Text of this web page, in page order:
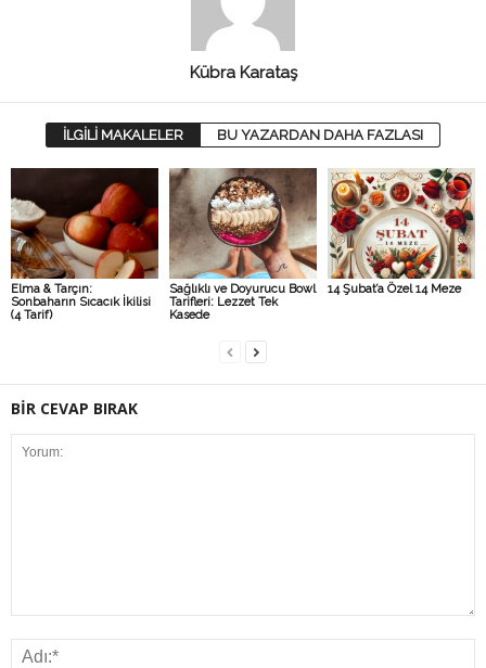
Kübra Karataş
İLGİLİ MAKALELER BU YAZARDAN DAHA FAZLASI
Elma & Tarçın:
Sonbaharın Sıcacık İkilisi
(4 Tarif)
Sağlıklı ve Doyurucu Bowl
Tarifleri: Lezzet Tek
Kasede
14 Şubat’a Özel 14 Meze
BİR CEVAP BIRAK